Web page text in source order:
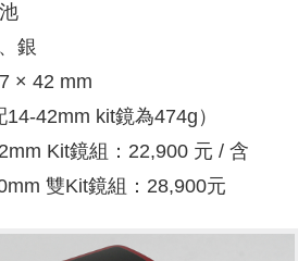
銀
× 42 mm
42mm kit鏡為474g）
Kit鏡組：22,900 元 / 含
雙Kit鏡組：28,900元